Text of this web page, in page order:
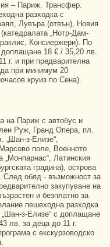
– Париж. Трансфер.
разходка с
Лувъра (отвън), Новия
„Нотр-Дам-
Консиержери). По
18 € / 35,20 лв.
г. и при предварителна
при минимум 20
круиз по Сена).
на Париж с автобус и
Руж, Гранд Опера, пл.
„Шан-з-Елизе“,
поле, Военното
Латинския
градина), острова
обяд - възможност за
закупуване на
и безплатно за
пешеходна разходка
„Шан-з-Елизе“ с доплащане
лв. за деца до 11 г.
с екскурзоводско